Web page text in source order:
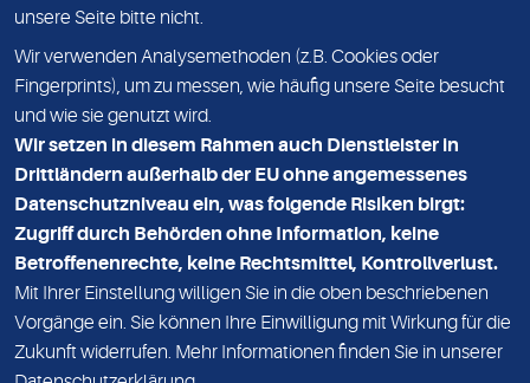
DATENSCHUTZ
KONTAKT
NEWSLETTER
ADRESSE
MVZ Medizinisches Labor Nord MLN GmbH
Essener Straße 108
22419 Hamburg
unsere Seite bitte nicht.
Wir verwenden Analysemethoden (z.B. Cookies oder
Fingerprints), um zu messen, wie häufig unsere Seite besucht
und wie sie genutzt wird.
Wir setzen in diesem Rahmen auch Dienstleister in
Drittländern außerhalb der EU ohne angemessenes
Datenschutzniveau ein, was folgende Risiken birgt:
Zugriff durch Behörden ohne Information, keine
Betroffenenrechte, keine Rechtsmittel, Kontrollverlust.
Mit Ihrer Einstellung willigen Sie in die oben beschriebenen
Vorgänge ein. Sie können Ihre Einwilligung mit Wirkung für die
Zukunft widerrufen. Mehr Informationen finden Sie in unserer